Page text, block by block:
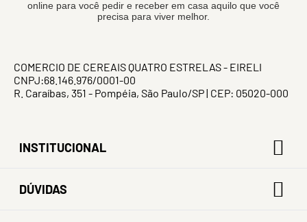
online para você pedir e receber em casa aquilo que você
precisa para viver melhor.
COMERCIO DE CEREAIS QUATRO ESTRELAS - EIRELI
CNPJ:68.146.976/0001-00
R. Caraíbas, 351 - Pompéia, São Paulo/SP | CEP: 05020-000
INSTITUCIONAL
DÚVIDAS